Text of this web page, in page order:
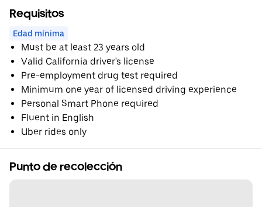
Requisitos
Edad mínima
Must be at least 23 years old
Valid California driver's license
Pre-employment drug test required
Minimum one year of licensed driving experience
Personal Smart Phone required
Fluent in English
Uber rides only
Punto de recolección